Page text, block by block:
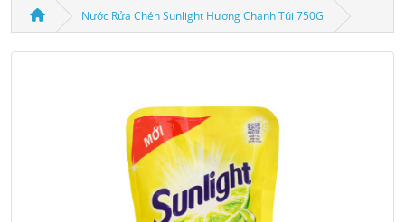
Nước Rửa Chén Sunlight Hương Chanh Túi 750G